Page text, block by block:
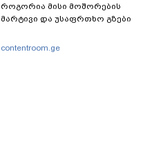
როგორია მისი მოშორების
მარტივი და უსაფრთხო გზები
contentroom.ge